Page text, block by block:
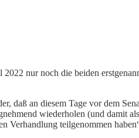
nur noch die beiden
daß an diesem Tage vor dem
wiederholen (und damit
Verhandlung teilgenommen